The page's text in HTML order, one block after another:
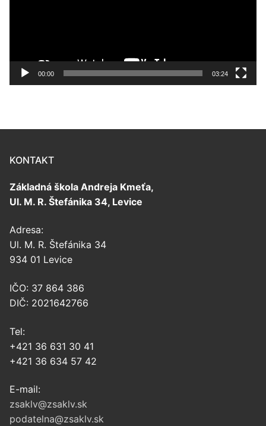
00:00 03:24
KONTAKT
Základná škola Andreja Kmeťa,
Ul. M. R. Štefánika 34, Levice
Adresa:
Ul. M. R. Štefánika 34
934 01 Levice
IČO: 37 864 386
DIČ: 2021642766
Tel:
+421 36 631 30 41
+421 36 634 57 42
E-mail:
zsaklv@zsaklv.sk
podatelna@zsaklv.sk